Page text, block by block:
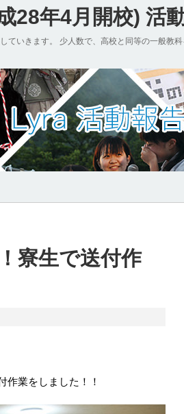
28年4月開校) 活
ていきます。 少人数で、高校と同等の一般教
寮生で送付作
作業をしました！！